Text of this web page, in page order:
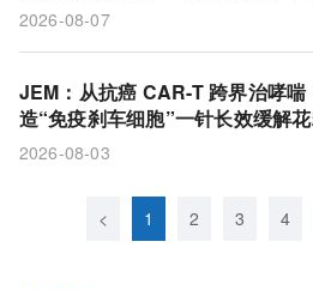
2026-08-07
JEM：从抗癌 CAR-T 跨界治哮喘
造“免疫刹车细胞”一针长效缓解
敏
2026-08-03
< 1 2 3 4